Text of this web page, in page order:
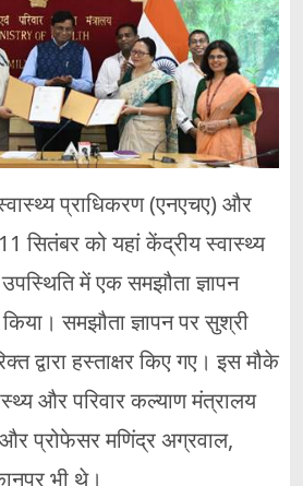
प्राधिकरण (एनएचए) और
सितंबर को यहां केंद्रीय स्वास्थ्य
में एक समझौता ज्ञापन
समझौता ज्ञापन पर सुश्री
द्वारा हस्ताक्षर किए गए। इस मौके
और परिवार कल्याण मंत्रालय
प्रोफेसर मणिंद्र अग्रवाल,
भी थे।